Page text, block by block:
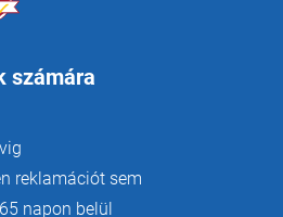
számára
reklamációt sem
napon belül